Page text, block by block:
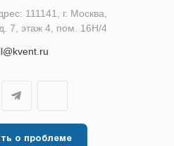
111141, г. Москва,
7, этаж 4, пом. 16Н/4
о проблеме